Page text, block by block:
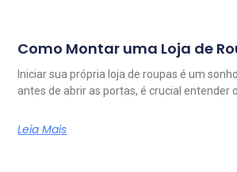
Como Montar uma Loja de
Iniciar sua própria loja de roupas é um
antes de abrir as portas, é crucial entender
Leia Mais